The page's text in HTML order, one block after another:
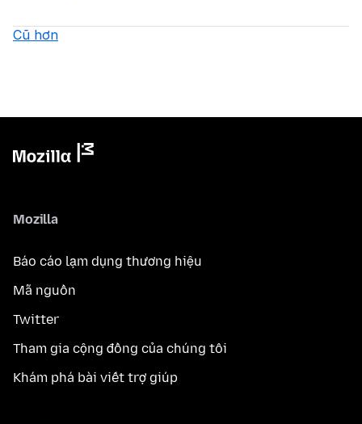
Cũ hơn
Mozilla
Báo cáo lạm dụng thương hiệu
Mã nguồn
Twitter
Tham gia cộng đồng của chúng tôi
Khám phá bài viết trợ giúp